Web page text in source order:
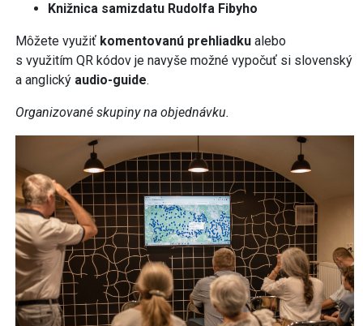
Knižnica samizdatu Rudolfa Fibyho
Môžete využiť komentovanú prehliadku alebo
s využitím QR kódov je navyše možné vypočuť si slovenský
a anglický audio-guide.
Organizované skupiny na objednávku.